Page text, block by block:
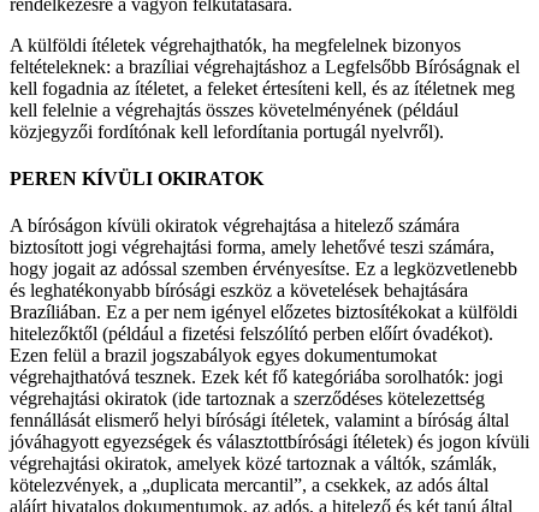
A külföldi ítéletek végrehajthatók, ha megfelelnek bizonyos
feltételeknek: a brazíliai végrehajtáshoz a Legfelsőbb Bíróságnak el
kell fogadnia az ítéletet, a feleket értesíteni kell, és az ítéletnek meg
kell felelnie a végrehajtás összes követelményének (például
közjegyzői fordítónak kell lefordítania portugál nyelvről).
PEREN KÍVÜLI OKIRATOK
A bíróságon kívüli okiratok végrehajtása a hitelező számára
biztosított jogi végrehajtási forma, amely lehetővé teszi számára,
hogy jogait az adóssal szemben érvényesítse. Ez a legközvetlenebb
és leghatékonyabb bírósági eszköz a követelések behajtására
Brazíliában. Ez a per nem igényel előzetes biztosítékokat a külföldi
hitelezőktől (például a fizetési felszólító perben előírt óvadékot).
Ezen felül a brazil jogszabályok egyes dokumentumokat
végrehajthatóvá tesznek. Ezek két fő kategóriába sorolhatók: jogi
végrehajtási okiratok (ide tartoznak a szerződéses kötelezettség
fennállását elismerő helyi bírósági ítéletek, valamint a bíróság által
jóváhagyott egyezségek és választottbírósági ítéletek) és jogon kívüli
végrehajtási okiratok, amelyek közé tartoznak a váltók, számlák,
kötelezvények, a „duplicata mercantil”, a csekkek, az adós által
aláírt hivatalos dokumentumok, az adós, a hitelező és két tanú által